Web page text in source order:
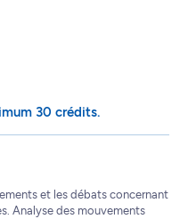
30 crédits.
et les débats concernant
Analyse des mouvements